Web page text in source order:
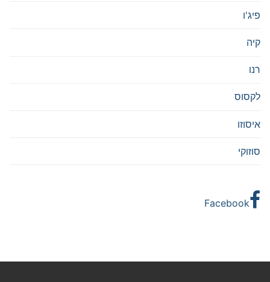
פיג'ו
קיה
רנו
לקסוס
איסוזו
סוזוקי
Facebook